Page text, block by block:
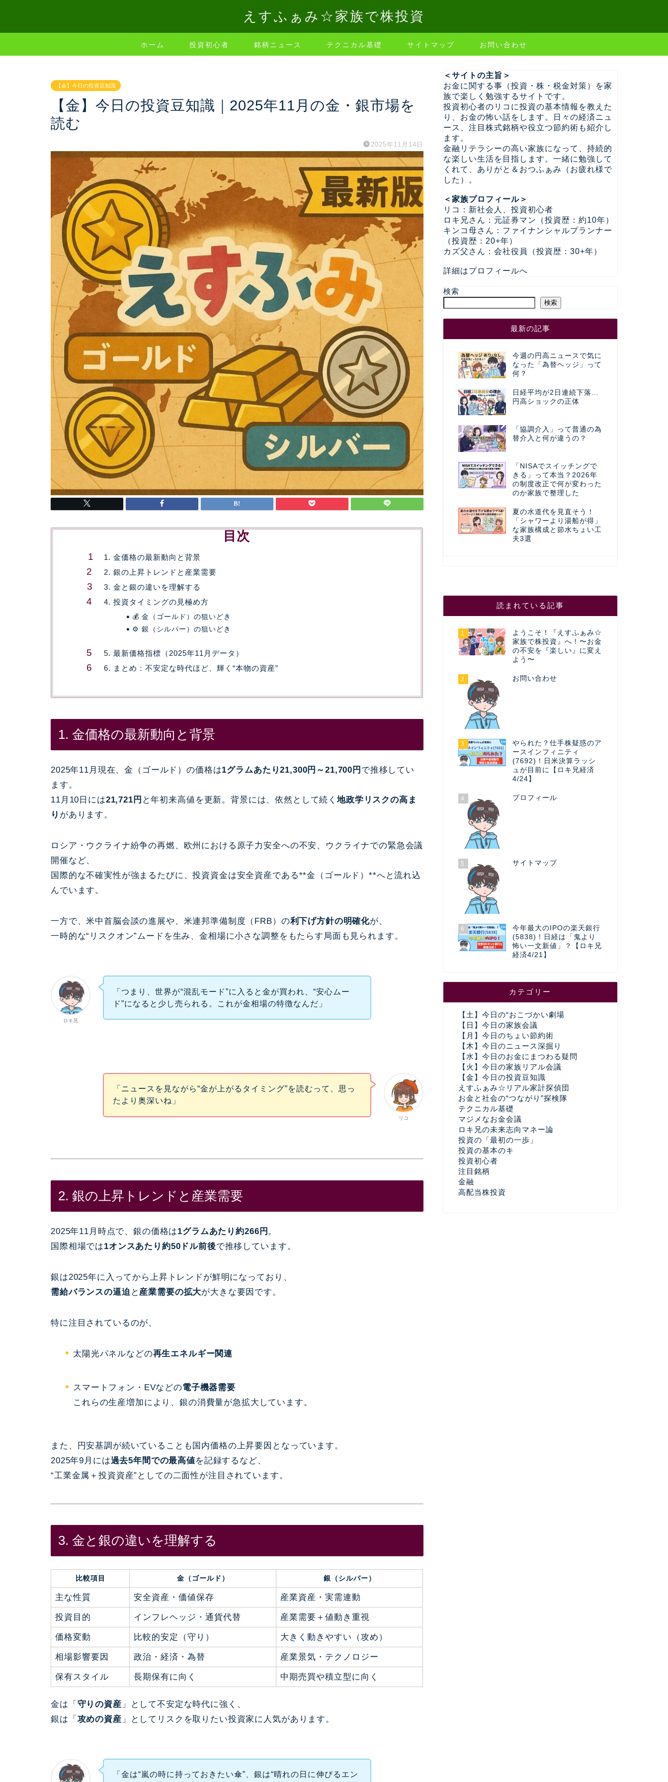
えすふぁみ☆家族で株投資
ホーム 投資初心者 銘柄ニュース テクニカル基礎 サイトマップ お問い合わせ
【金】今日の投資豆知識
【金】今日の投資豆知識｜2025年11月の金・銀市場を
読む
2025年11月14日
目次
1. 金価格の最新動向と背景
2. 銀の上昇トレンドと産業需要
3. 金と銀の違いを理解する
4. 投資タイミングの見極め方
💰 金（ゴールド）の狙いどき
⚙️ 銀（シルバー）の狙いどき
5. 最新価格指標（2025年11月データ）
6. まとめ：不安定な時代ほど、輝く“本物の資産”
1. 金価格の最新動向と背景
2025年11月現在、金（ゴールド）の価格は1グラムあたり21,300円～21,700円 で推移してい
ます。
11月10日には21,721円 と年初来高値を更新。背景には、依然として続く地政学リスクの高ま
り があります。
ロシア・ウクライナ紛争の再燃、欧州における原子力安全への不安、ウクライナでの緊急会議
開催など、
国際的な不確実性が強まるたびに、投資資金は安全資産である**金（ゴールド）**へと流れ込
んでいます。
一方で、米中首脳会談の進展や、米連邦準備制度（FRB）の利下げ方針の明確化が、
一時的な“リスクオン”ムードを生み、金相場に小さな調整をもたらす局面も見られます。
ロキ兄
「つまり、世界が“混乱モード”に入ると金が買われ、“安心ムー
ド”になると少し売られる。これが金相場の特徴なんだ」
リコ
「ニュースを見ながら“金が上がるタイミング”を読むって、思っ
たより奥深いね」
2. 銀の上昇トレンドと産業需要
2025年11月時点で、銀の価格は1グラムあたり約266円 。
国際相場では1オンスあたり約50ドル前後で推移しています。
銀は2025年に入ってから上昇トレンドが鮮明になっており、
需給バランスの逼迫 と 産業需要の拡大が大きな要因です。
特に注目されているのが、
太陽光パネルなどの再生エネルギー関連
スマートフォン・EVなどの電子機器需要
これらの生産増加により、銀の消費量が急拡大しています。
また、円安基調が続いていることも国内価格の上昇要因となっています。
2025年9月には過去5年間での最高値を記録するなど、
“工業金属＋投資資産”としての二面性が注目されています。
3. 金と銀の違いを理解する
比較項目 金（ゴールド） 銀（シルバー）
主な性質 安全資産・価値保存 産業資産・実需連動
投資目的 インフレヘッジ・通貨代替 産業需要＋値動き重視
価格変動 比較的安定（守り） 大きく動きやすい（攻め）
相場影響要因 政治・経済・為替 産業景気・テクノロジー
保有スタイル 長期保有に向く 中期売買や積立型に向く
金は「 守りの資産 」として不安定な時代に強く、
銀は「 攻めの資産 」としてリスクを取りたい投資家に人気があります。
「金は“嵐の時に持っておきたい傘”、銀は“晴れの日に伸びるエン
＜サイトの主旨＞
お金に関する事（投資・株・税金対策）を家
族で楽しく勉強するサイトです。
投資初心者のリコに投資の基本情報を教えた
り、お金の怖い話をします。日々の経済ニュ
ース、注目株式銘柄や役立つ節約術も紹介し
ます。
金融リテラシーの高い家族になって、持続的
な楽しい生活を目指します。一緒に勉強して
くれて、ありがと＆おつふぁみ（お疲れ様で
した）。
＜家族プロフィール＞
リコ：新社会人、投資初心者
ロキ兄さん：元証券マン（投資歴：約10年）
キンコ母さん：ファイナンシャルプランナー
（投資歴：20+年）
カズ父さん：会社役員（投資歴：30+年）
詳細はプロフィールへ
検索
検索
最新の記事
今週の円高ニュースで気に
なった「為替ヘッジ」って
何？
日経平均が2日連続下落…
円高ショックの正体
「協調介入」って普通の為
替介入と何が違うの？
「NISAでスイッチングで
きる」って本当？2026年
の制度改正で何が変わった
のか家族で整理した
夏の水道代を見直そう！
「シャワーより湯船が得」
な家族構成と節水ちょい工
夫3選
読まれている記事
1
ようこそ！『えすふぁみ☆
家族で株投資』へ！〜お金
の不安を『楽しい』に変え
よう〜
2 お問い合わせ
3
やられた？仕手株疑惑のア
ースインフィニティ
(7692)！日米決算ラッシ
ュが目前に【ロキ兄経済
4/24】
4 プロフィール
5 サイトマップ
6
今年最大のIPOの楽天銀行
(5838)！日経は「鬼より
怖い一文新値」？【ロキ兄
経済4/21】
カテゴリー
【土】今日の“おこづかい劇場
【日】今日の家族会議
【月】今日のちょい節約術
【木】今日のニュース深掘り
【水】今日のお金にまつわる疑問
【火】今日の家族リアル会議
【金】今日の投資豆知識
えすふぁみ☆リアル家計探偵団
お金と社会の“つながり”探検隊
テクニカル基礎
マジメなお金会議
ロキ兄の未来志向マネー論
投資の「最初の一歩」
投資の基本のキ
投資初心者
注目銘柄
金融
高配当株投資